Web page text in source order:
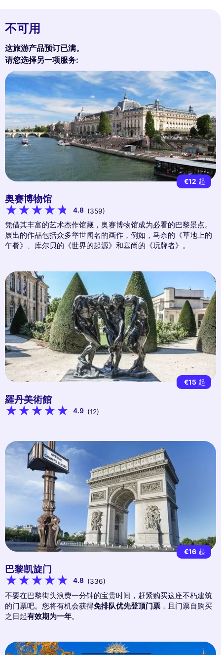
不可用
这旅游产品预订已满。
请您选择另一项服务:
€12 起
奥赛博物馆
4.8 (359)
凭借其丰富的艺术杰作馆藏，奥赛博物馆成为必看的巴黎景点。
展出的作品包括众多举世闻名的画作，例如，马奈的《草地上的
午餐》、库尔贝的《世界的起源》和塞尚的《玩牌者》。
€15 起
羅丹美術館
4.9 (12)
€16 起
巴黎凯旋门
4.8 (336)
不要在巴黎街头浪费一分钟的宝贵时间，赶紧购买这座不朽建筑
的门票吧。您将有机会获得免排队优先登顶门票 ，且门票自购买
之日起有效期为一年。